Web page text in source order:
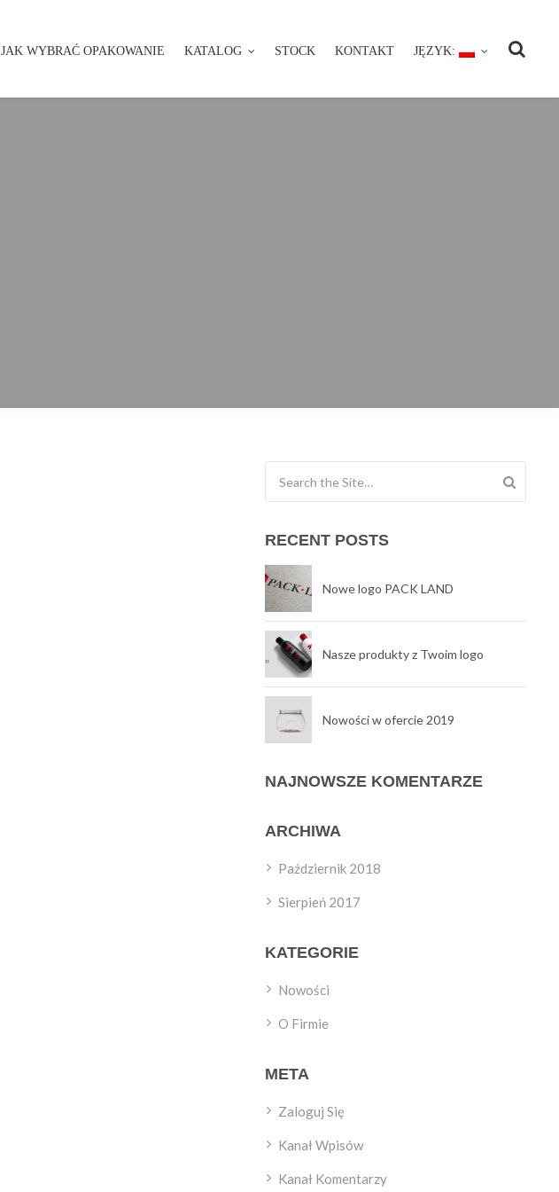
JAK WYBRAĆ OPAKOWANIE KATALOG STOCK KONTAKT JĘZYK:
JAK WYBRAĆ OPAKOWANIE KATALOG STOCK KONTAKT JĘZYK:
RECENT POSTS
Nowe logo PACK LAND
Nasze produkty z Twoim logo
Nowości w ofercie 2019
NAJNOWSZE KOMENTARZE
ARCHIWA
Październik 2018
Sierpień 2017
KATEGORIE
Nowości
O Firmie
META
Zaloguj Się
Kanał Wpisów
Kanał Komentarzy